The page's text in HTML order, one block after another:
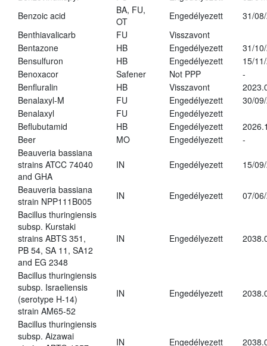
Benzoic acid
BA, FU,
OT
Engedélyezett
31/
Benthiavalicarb
FU
Visszavont
Bentazone
HB Engedélyezett
31/
Bensulfuron
HB Engedélyezett
15/
Benoxacor
Safener Not PPP
-
Benfluralin
HB Visszavont
Benalaxyl-M
FU Engedélyezett
30/
Benalaxyl
FU
Engedélyezett
Beflubutamid
HB Engedélyezett
Beer
MO Engedélyezett
-
Beauveria bassiana
strains ATCC 74040
and GHA
IN Engedélyezett 15/
Beauveria bassiana
strain NPP111B005
IN Engedélyezett
07/
Bacillus thuringiensis
subsp. Kurstaki
strains ABTS 351,
PB 54, SA 11, SA12
and EG 2348
IN Engedélyezett
Bacillus thuringiensis
subsp. Israeliensis
(serotype H-14)
strain AM65-52
IN Engedélyezett
Bacillus thuringiensis
subsp. Aizawai
IN Engedélyezett